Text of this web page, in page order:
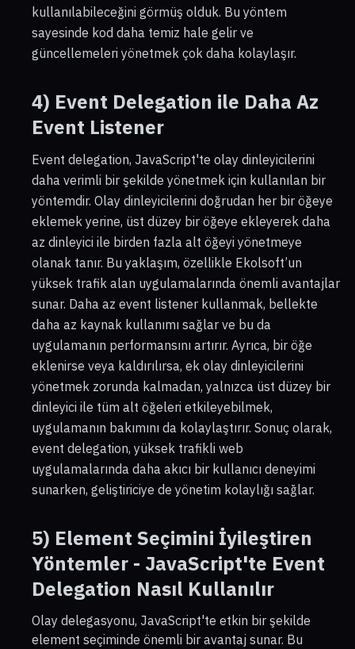
kullanılabileceğini görmüş olduk. Bu yöntem
sayesinde kod daha temiz hale gelir ve
güncellemeleri yönetmek çok daha kolaylaşır.
4) Event Delegation ile Daha Az
Event Listener
Event delegation, JavaScript'te olay dinleyicilerini
daha verimli bir şekilde yönetmek için kullanılan bir
yöntemdir. Olay dinleyicilerini doğrudan her bir öğeye
eklemek yerine, üst düzey bir öğeye ekleyerek daha
az dinleyici ile birden fazla alt öğeyi yönetmeye
olanak tanır. Bu yaklaşım, özellikle Ekolsoft’un
yüksek trafik alan uygulamalarında önemli avantajlar
sunar. Daha az event listener kullanmak, bellekte
daha az kaynak kullanımı sağlar ve bu da
uygulamanın performansını artırır. Ayrıca, bir öğe
eklenirse veya kaldırılırsa, ek olay dinleyicilerini
yönetmek zorunda kalmadan, yalnızca üst düzey bir
dinleyici ile tüm alt öğeleri etkileyebilmek,
uygulamanın bakımını da kolaylaştırır. Sonuç olarak,
event delegation, yüksek trafikli web
uygulamalarında daha akıcı bir kullanıcı deneyimi
sunarken, geliştiriciye de yönetim kolaylığı sağlar.
5) Element Seçimini İyileştiren
Yöntemler - JavaScript'te Event
Delegation Nasıl Kullanılır
Olay delegasyonu, JavaScript'te etkin bir şekilde
element seçiminde önemli bir avantaj sunar. Bu